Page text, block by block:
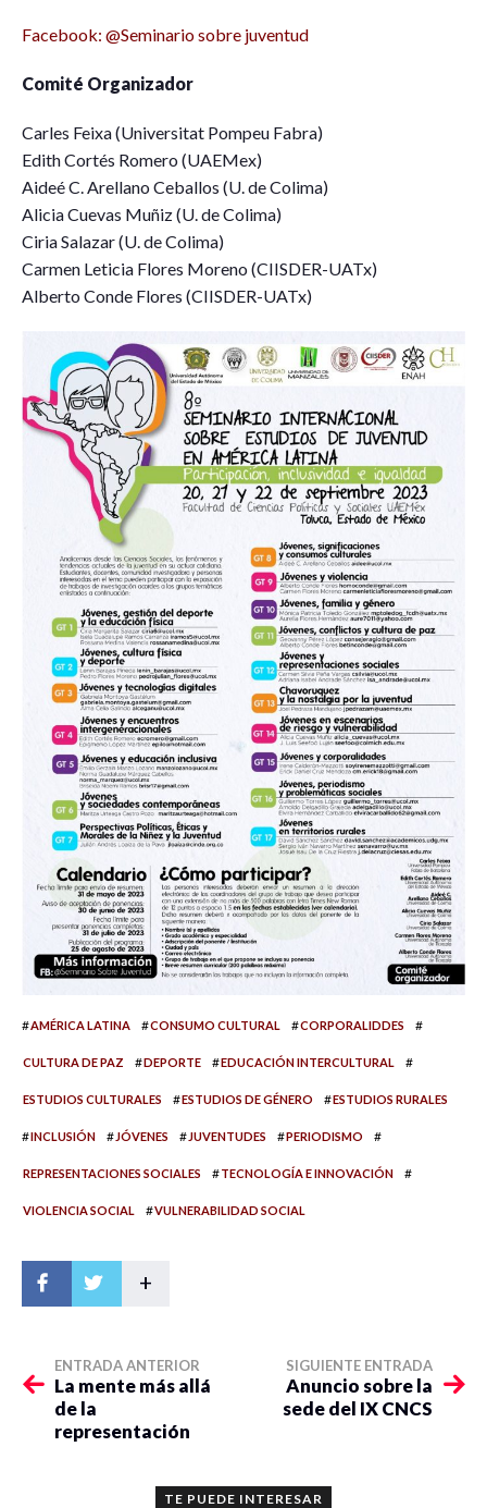
Facebook: @Seminario sobre juventud
Comité Organizador
Carles Feixa (Universitat Pompeu Fabra)
Edith Cortés Romero (UAEMex)
Aideé C. Arellano Ceballos (U. de Colima)
Alicia Cuevas Muñiz (U. de Colima)
Ciria Salazar (U. de Colima)
Carmen Leticia Flores Moreno (CIISDER-UATx)
Alberto Conde Flores (CIISDER-UATx)
#AMÉRICA LATINA #CONSUMO CULTURAL #CORPORALIDDES #
CULTURA DE PAZ #DEPORTE #EDUCACIÓN INTERCULTURAL #
ESTUDIOS CULTURALES #ESTUDIOS DE GÉNERO #ESTUDIOS RURALES
#INCLUSIÓN #JÓVENES #JUVENTUDES #PERIODISMO #
REPRESENTACIONES SOCIALES #TECNOLOGÍA E INNOVACIÓN #
VIOLENCIA SOCIAL #VULNERABILIDAD SOCIAL
+
ENTRADA ANTERIOR
La mente más allá
de la
representación
SIGUIENTE ENTRADA
Anuncio sobre la
sede del IX CNCS
TE PUEDE INTERESAR